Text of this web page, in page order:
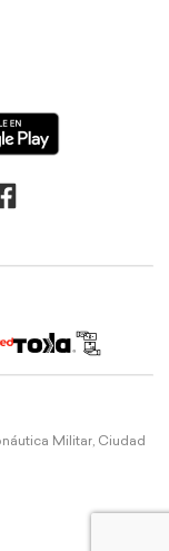
Militar, Ciudad